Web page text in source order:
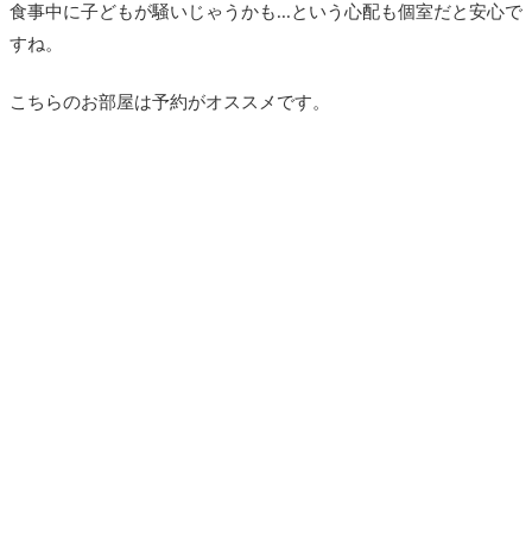
食事中に子どもが騒いじゃうかも...という心配も個室だと安心で
すね。
こちらのお部屋は予約がオススメです。